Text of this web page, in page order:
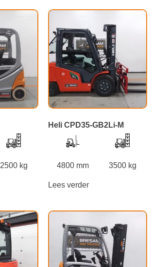
2500 kg
Heli CPD35-GB2Li-M
4800 mm 3500 kg
Lees verder